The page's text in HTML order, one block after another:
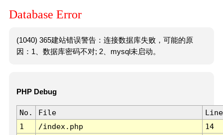
Database Error
(1040) 365建站错误警告：连接数据库失败，可能的原
因：1、数据库密码不对; 2、mysql未启动。
PHP Debug
No. File
Line
1
/index.php 14